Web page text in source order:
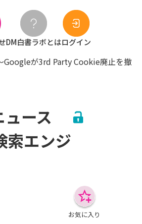
DM白書ラボとはログイン
Googleが3rd Party Cookie廃止を撤
ース
索エンジ
お気に入り